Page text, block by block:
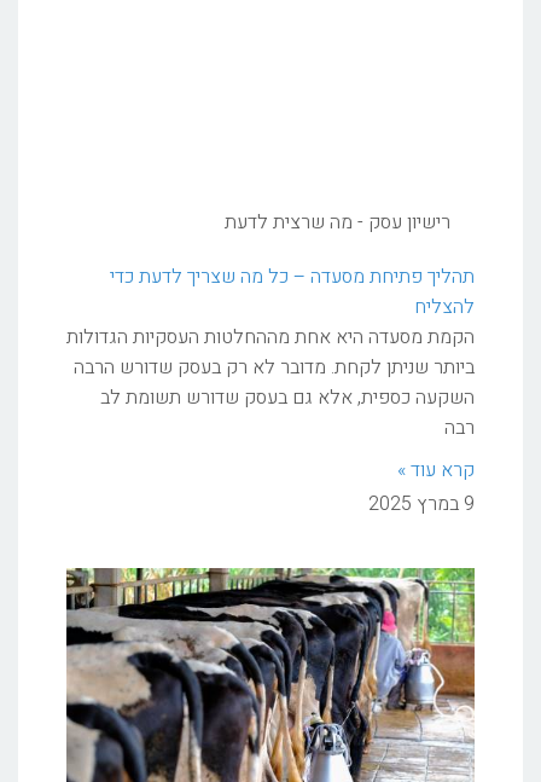
רישיון עסק - מה שרצית לדעת
תהליך פתיחת מסעדה – כל מה שצריך לדעת כדי
להצליח
הקמת מסעדה היא אחת מההחלטות העסקיות הגדולות
ביותר שניתן לקחת. מדובר לא רק בעסק שדורש הרבה
השקעה כספית, אלא גם בעסק שדורש תשומת לב
רבה
קרא עוד »
9 במרץ 2025